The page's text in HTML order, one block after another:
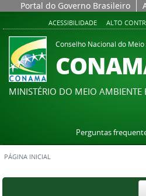
Portal do Governo Brasileiro
ACESSIBILIDADE ALTO
Conselho Nacional do
MINISTÉRIO DO MEIO
Perguntas
PÁGINA INICIAL